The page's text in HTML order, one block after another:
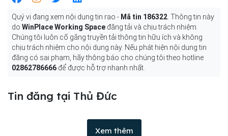
Quý vị đang xem nội dung tin rao - Mã tin 186322 . Thông tin này
do WinPlace Working Space đăng tải và chịu trách nhiệm.
Chúng tôi luôn cố gắng truyền tải thông tin hữu ích và không
chịu trách nhiệm cho nội dung này. Nếu phát hiện nội dung tin
đăng có sai phạm, hãy thông báo cho chúng tôi theo hotline
02862786666 để được hỗ trợ nhanh nhất.
Tin đăng tại Thủ Đức
Xem thêm